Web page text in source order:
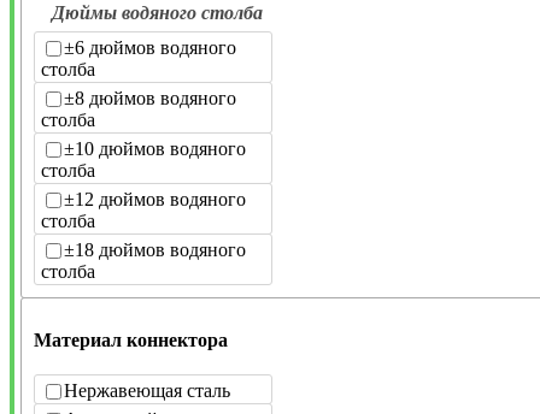
Дюймы водяного столба
±6 дюймов водяного
столба
±8 дюймов водяного
столба
±10 дюймов водяного
столба
±12 дюймов водяного
столба
±18 дюймов водяного
столба
Материал коннектора
Нержавеющая сталь